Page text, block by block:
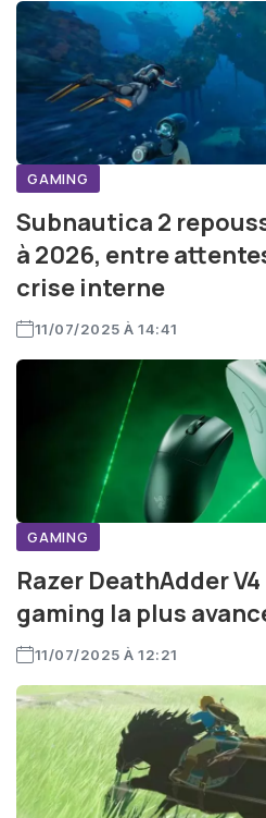
GAMING
Subnautica 2
à 2026, entre
crise interne
11/07/2025 À 14:41
GAMING
Razer DeathAdder
gaming la plus
11/07/2025 À 12:21